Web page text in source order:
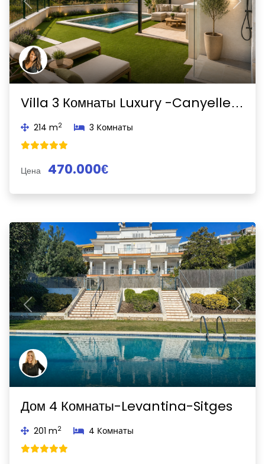
Previous Next
Villa 3 Комнаты Luxury -Canyelles-Canyelles
214 m2 3 Комнаты
Цена 470.000€
Previous Next
Дом 4 Комнаты-Levantina-Sitges
201 m2 4 Комнаты